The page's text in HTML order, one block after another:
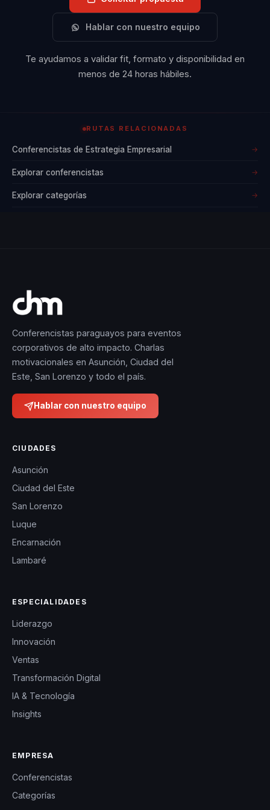
Hablar con nuestro equipo
Te ayudamos a validar fit, formato y disponibilidad en
menos de 24 horas hábiles.
RUTAS RELACIONADAS
Conferencistas de Estrategia Empresarial →
Explorar conferencistas →
Explorar categorías →
Conferencistas paraguayos para eventos
corporativos de alto impacto. Charlas
motivacionales en Asunción, Ciudad del
Este, San Lorenzo y todo el país.
Hablar con nuestro equipo
CIUDADES
Asunción
Ciudad del Este
San Lorenzo
Luque
Encarnación
Lambaré
ESPECIALIDADES
Liderazgo
Innovación
Ventas
Transformación Digital
IA & Tecnología
Insights
EMPRESA
Conferencistas
Categorías